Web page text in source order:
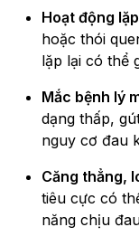
Hoạt động
hoặc thói
lặp lại có thể
Mắc bệnh lý
dạng thấp,
nguy cơ đau
Căng thẳng,
tiêu cực có
năng chịu